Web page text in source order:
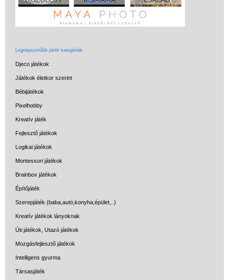
Legnépszerűbb játék kategóriák
Djeco játékok
Játékok életkor szerint
Bébijátékok
Pixelhobby
Kreatív játék
Fejlesztő játékok
Logikai játékok
Montessori játékok
Brainbox játékok
Építőjáték
Szerepjáték (baba,autó,konyha,épület,..)
Kreatív játékok lányoknak
Úti játékok, Utazó játékok
Mozgásfejlesztő játékok
Intelligens gyurma
Társasjáték